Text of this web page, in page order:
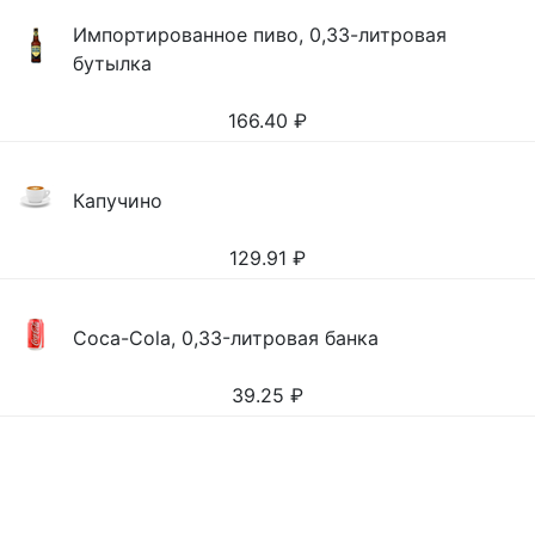
Импортированное пиво, 0,33-литровая
бутылка
166.40 ₽
Капучино
129.91 ₽
Coca-Cola, 0,33-литровая банка
39.25 ₽